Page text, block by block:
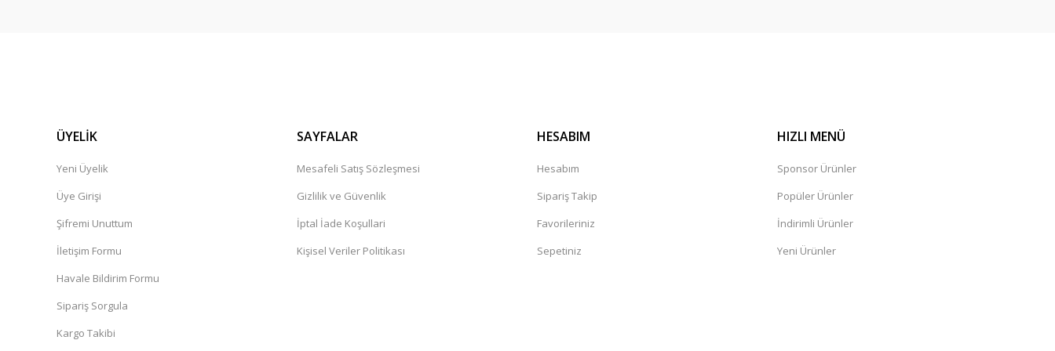
Güner Aydın | 19/10/2024
ÜYELİK
Yeni Üyelik
Üye Girişi
Şifremi Unuttum
İletişim Formu
Havale Bildirim Formu
Sipariş Sorgula
Kargo Takibi
SAYFALAR
Mesafeli Satış Sözleşmesi
Gizlilik ve Güvenlik
İptal İade Koşullari
Kişisel Veriler Politikası
HESABIM
Hesabım
Sipariş Takip
Favorileriniz
Sepetiniz
HIZLI MENÜ
Sponsor Ürünler
Popüler Ürünler
İndirimli Ürünler
Yeni Ürünler